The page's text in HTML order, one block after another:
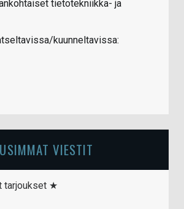
tietotekniikka- ja
kuunneltavissa:
VIESTIT
tarjoukset ★